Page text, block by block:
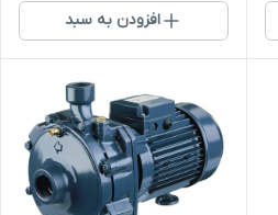
افزودن به سبد